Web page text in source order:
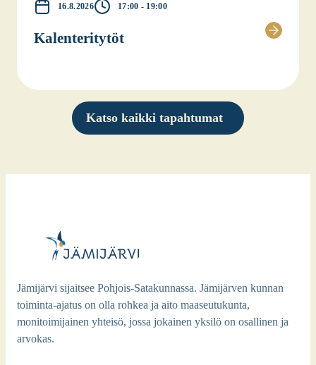
16.8.2026 17:00 - 19:00
Kalen­te­ri­ty­töt
Katso kaikki tapahtumat
Jämijärvi sijaitsee Pohjois-Satakunnassa. Jämijärven kunnan
toiminta-ajatus on olla rohkea ja aito maaseutukunta,
monitoimijainen yhteisö, jossa jokainen yksilö on osallinen ja
arvokas.